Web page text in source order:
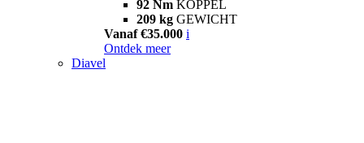
92 Nm KOPPEL
209 kg GEWICHT
Vanaf €35.000 i
Ontdek meer
Diavel